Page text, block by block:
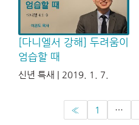
[다니엘서 강해] 두려움이
엄습할 때
신년 특새 | 2019. 1. 7.
« 1 …